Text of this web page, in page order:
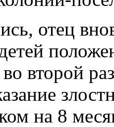
отец
во второй
на 8